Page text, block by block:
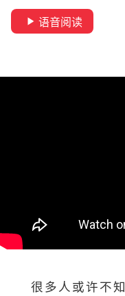
语音阅读
很多人或许不